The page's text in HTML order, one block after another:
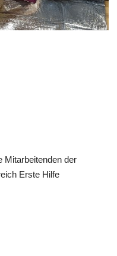
Mitarbeitenden der
Erste Hilfe